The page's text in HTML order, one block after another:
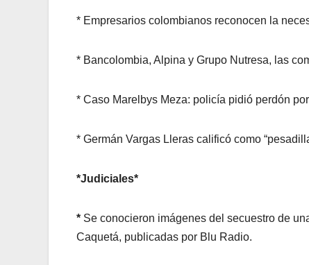
* Empresarios colombianos reconocen la
* Bancolombia, Alpina y Grupo Nutresa, las
* Caso Marelbys Meza: policía pidió perdón
* Germán Vargas Lleras calificó como
*Judiciales*
* Se conocieron imágenes del secuestro de
Caquetá, publicadas por Blu Radio.